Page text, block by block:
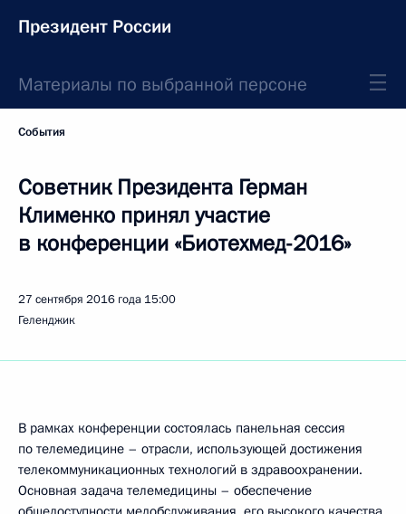
Президент России
Материалы по выбранной персоне
События
Советник Президента Герман
Клименко принял участие
в конференции «Биотехмед-2016»
27 сентября 2016 года 15:00
Геленджик
В рамках конференции состоялась панельная сессия
по телемедицине – отрасли, использующей достижения
телекоммуникационных технологий в здравоохранении.
Основная задача телемедицины – обеспечение